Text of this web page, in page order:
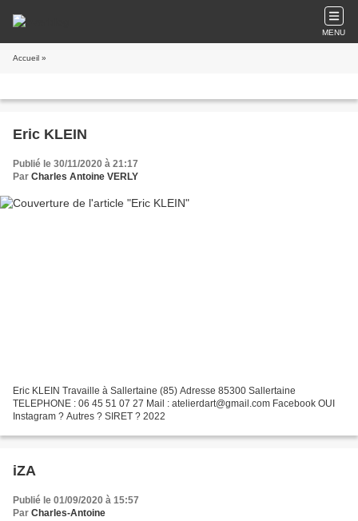
MENU
Accueil »
Eric KLEIN
Publié le 30/11/2020 à 21:17
Par Charles Antoine VERLY
Eric KLEIN Travaille à Sallertaine (85) Adresse 85300 Sallertaine
TELEPHONE : 06 45 51 07 27 Mail : atelierdart@gmail.com Facebook OUI
Instagram ? Autres ? SIRET ? 2022
iZA
Publié le 01/09/2020 à 15:57
Par Charles-Antoine